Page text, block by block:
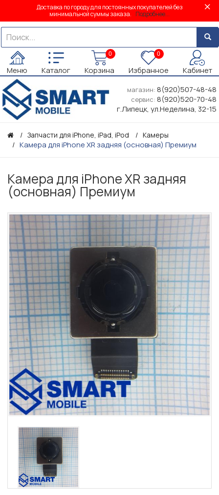
Доставка по городу для постоянных покупателей без
минимальной суммы заказа. Подробнее...
Меню Каталог
0
Корзина
0
Избранное Кабинет
магазин: 8(920)507-48-48
сервис: 8(920)520-70-48
г.Липецк, ул.Неделина, 32-15
Запчасти для iPhone, iPad, iPod Камеры
Камера для iPhone XR задняя (основная) Премиум
Камера для iPhone XR задняя
(основная) Премиум